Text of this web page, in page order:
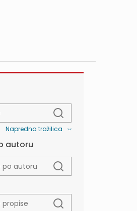
Napredna tražilica
autoru